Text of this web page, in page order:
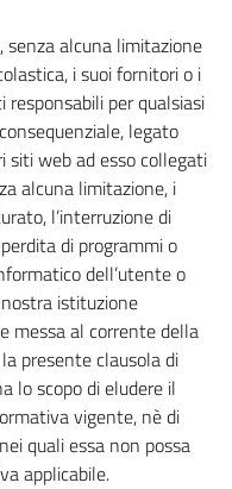
senza alcuna limitazione
i suoi fornitori o i
per qualsiasi
legato
siti web ad esso collegati
alcuna limitazione, i
l’interruzione di
di programmi o
dell’utente o
istituzione
messa al corrente della
presente clausola di
lo scopo di eludere il
vigente, nè di
quali essa non possa
applicabile.